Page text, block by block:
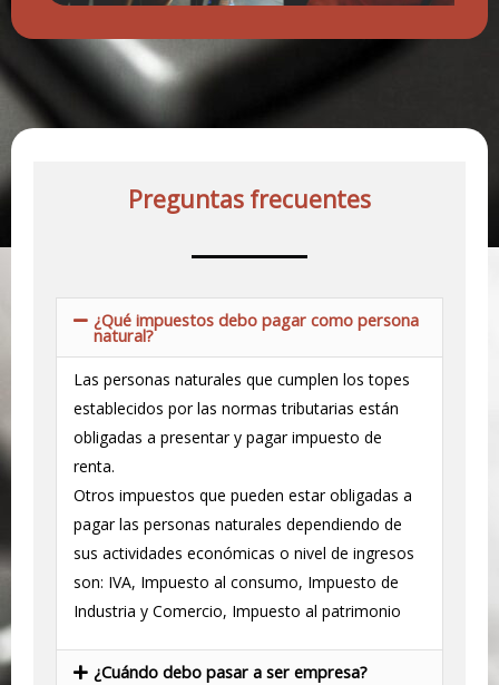
Preguntas frecuentes
¿Qué impuestos debo pagar como persona
natural?
Las personas naturales que cumplen los topes
establecidos por las normas tributarias están
obligadas a presentar y pagar impuesto de
renta.
Otros impuestos que pueden estar obligadas a
pagar las personas naturales dependiendo de
sus actividades económicas o nivel de ingresos
son: IVA, Impuesto al consumo, Impuesto de
Industria y Comercio, Impuesto al patrimonio
¿Cuándo debo pasar a ser empresa?